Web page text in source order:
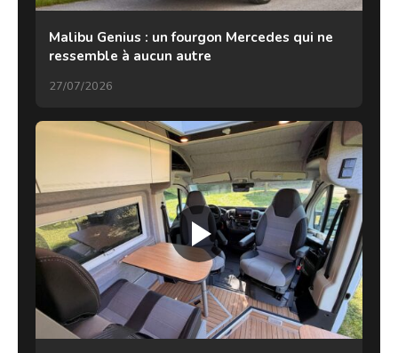
Malibu Genius : un fourgon Mercedes qui ne
ressemble à aucun autre
27/07/2026